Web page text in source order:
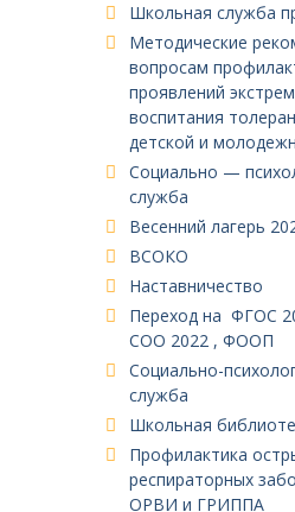
Школьная служба
Методические
вопросам
проявлений
воспитания
детской и
Социально —
служба
Весенний лагерь
ВСОКО
Наставничество
Переход на ФГОС
СОО 2022 , ФООП
Социально-
служба
Школьная
Профилактика
респираторных
ОРВИ и ГРИППА